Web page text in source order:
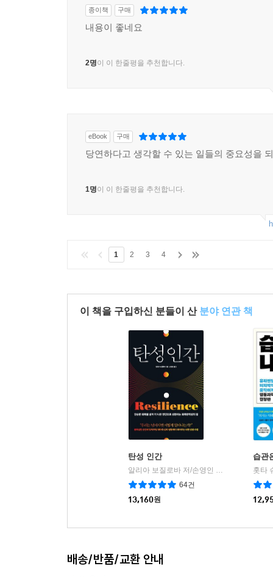
종이책 구매
내용이 좋네요
2명이 이 한줄평을 추천합니다.
eBook 구매
당연하다고 생각할 수 있는 일들의 중요성을
1명이 이 한줄평을 추천합니다.
1 2 3 4
이 책을 구입하신 분들이 산 분야 연관 책
탄성 인간
피카(FIKA)
64건
13,160원
습관
홋타
배송/반품/교환 안내